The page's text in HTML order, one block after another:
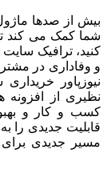
بیش از صدها
شما کمک می کند
کنید، ترافیک سایت
و وفاداری در
نیوزپاور
نظیری از افزونه
کسب و کار و
قابلیت جدیدی را
مسیر جدیدی